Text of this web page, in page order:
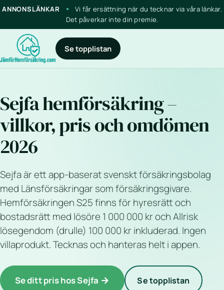
ANNONSLÄNKAR
Vi får ersättning när du tecknar via våra länkar.
Det påverkar inte din premie.
Se topplistan
Sejfa hemförsäkring –
villkor, pris och omdömen
2026
Sejfa är ett app-baserat svenskt försäkringsbolag
med Länsförsäkringar som försäkringsgivare.
Hemförsäkringen S25 finns för hyresrätt och
bostadsrätt med lösöre 1 000 000 kr och Allrisk
lösegendom (drulle) 100 000 kr inkluderad. Ingen
villaprodukt. Tecknas och hanteras helt i appen.
Se ditt pris hos Sejfa Se topplistan